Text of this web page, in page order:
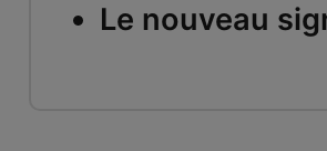
Le nouveau